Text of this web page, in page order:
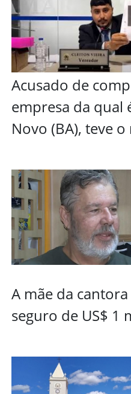
Acusado de
empresa da qual
Novo (BA), teve
A mãe da
seguro de US$ 1